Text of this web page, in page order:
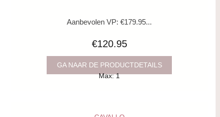
Aanbevolen VP: €179.95...
€120.95
GA NAAR DE PRODUCTDETAILS
Max: 1